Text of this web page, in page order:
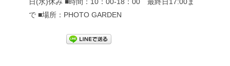
で ■場所：PHOTO GARDEN